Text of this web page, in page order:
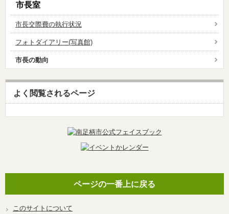
市長室
市長交際費の執行状況
フォトダイアリー(写真館)
市長の動向
よく閲覧されるページ
ページの一番上に戻る
このサイトについて